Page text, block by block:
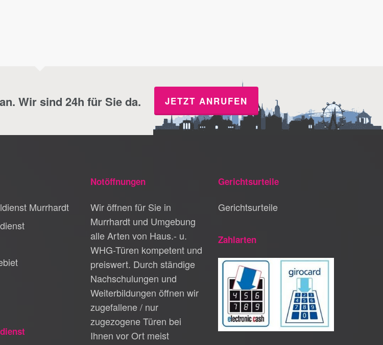
Wir sind 24h für Sie da. JETZT ANRUFEN
Murrhardt
Notöffnungen
Wir öffnen für Sie in
Murrhardt und Umgebung
alle Arten von Haus.- u.
WHG-Türen kompetent und
preiswert. Durch ständige
Nachschulungen und
Weiterbildungen öffnen wir
zugefallene / nur
zugezogene Türen bei
Ihnen vor Ort meist
Gerichtsurteile
Gerichtsurteile
Zahlarten